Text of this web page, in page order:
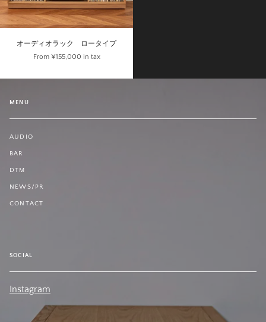
オーディオラック ロータイプ
From¥155,000 in tax
MENU
AUDIO
BAR
DTM
NEWS/PR
CONTACT
SOCIAL
Instagram